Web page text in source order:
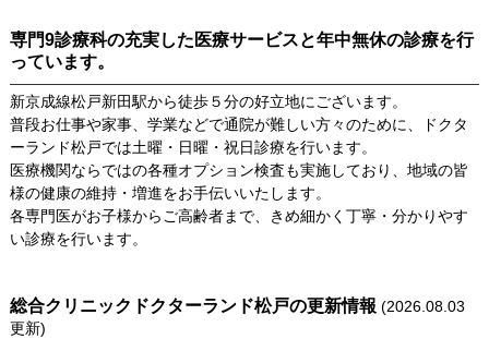
専門9診療科の充実した医療サービスと年中無休の診療を行
っています。
新京成線松戸新田駅から徒歩５分の好立地にございます。
普段お仕事や家事、学業などで通院が難しい方々のために、ドクタ
ーランド松戸では土曜・日曜・祝日診療を行います。
医療機関ならではの各種オプション検査も実施しており、地域の皆
様の健康の維持・増進をお手伝いいたします。
各専門医がお子様からご高齢者まで、きめ細かく丁寧・分かりやす
い診療を行います。
総合クリニックドクターランド松戸の更新情報 (2026.08.03
更新)